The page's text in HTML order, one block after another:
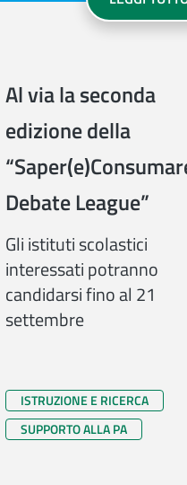
Al via la seconda
edizione della
Debate League”
Gli istituti scolastici
interessati potranno
candidarsi fino al 21
settembre
ISTRUZIONE E RICERCA
SUPPORTO ALLA PA